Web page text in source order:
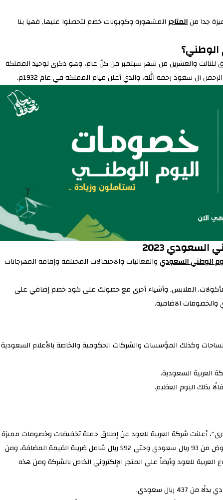
جدا منالمتاجرالمشهورة وكوبونات خصم لتحصلوا عليها, فهيا بنا
الوطني؟
للثالث والعشرين من شهر سبتمبر من كلّ عام، وهو ذكرى توحيد المملكة
آل سعود رحمه الله، والذي أعلن قيام المملكة في عام 1932م.
2023
الوطني السعوديوالفعاليات والاحتفالات المختلفة وإقامة المهرجانات
المأكولات, الملابس, وأشياء أخرى مع حصولك على كود خصم إضافي على
والخصومات الاضافية.
وكذلك المؤسسات والشركات الحكومية والخاصة بالأعلام السعودية
العربية السعودية.
بذلك اليوم العظيم.
أعلنت شركة العربية للعود عن إطلاق حملة تخفيضات وخصومات مميزة
علي أصناف معينة من المتجر والعطور والزيوت الموجودة، تبدأ العروض من 93 ريال سعودي وحتي 592 ريال شامل ضريبة القيمة المضافة، ومن
للعود وأيضاً علي المتجر الإلكتروني الخاص بالشركة ومن هذه